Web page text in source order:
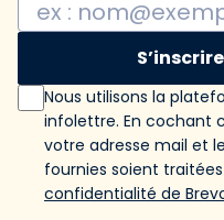
Nous utilisons la
infolettre. En cochant
votre adresse mail et
fournies soient
confidentialité de